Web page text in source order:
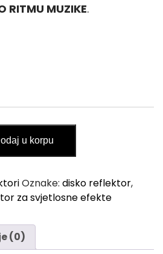
RITMU MUZIKE.
u korpu
Oznake: disko reflektor,
za svjetlosne efekte
(0)